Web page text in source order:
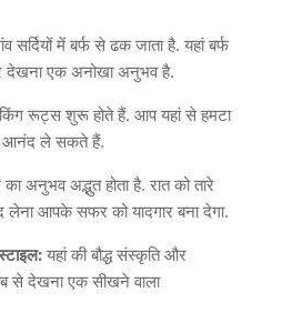
सर्दियों में बर्फ से ढक जाता है. यहां बर्फ
देखना एक अनोखा अनुभव है.
रूट्स शुरू होते हैं. आप यहां से हमटा
आनंद ले सकते हैं.
अनुभव अद्भुत होता है. रात को तारे
आपके सफर को यादगार बना देगा.
: यहां की बौद्ध संस्कृति और
से देखना एक सीखने वाला